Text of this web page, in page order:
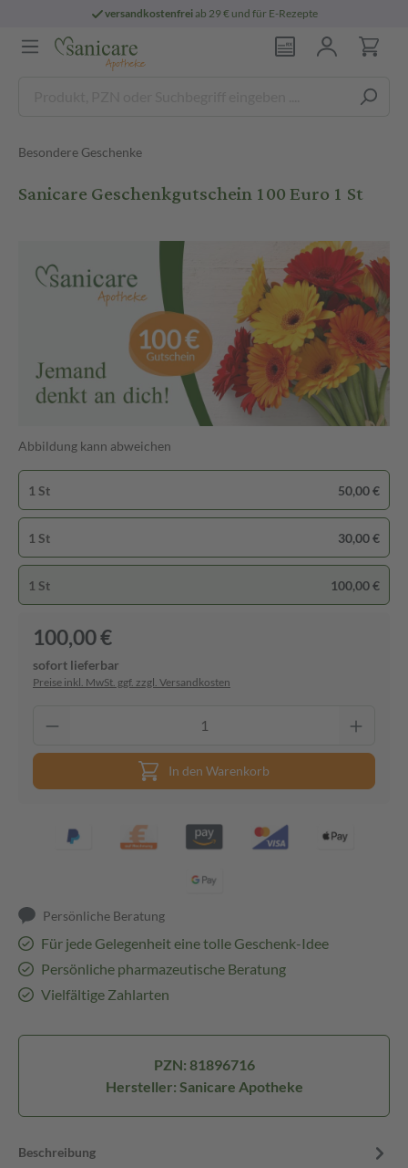
versandkostenfreiab 29 € und für E-Rezepte
Besondere Geschenke
Sanicare Geschenkgutschein 100 Euro 1 St
Abbildung kann abweichen
1 St 50,00 €
1 St 30,00 €
1 St 100,00 €
100,00 €
sofort lieferbar
Preise inkl. MwSt. ggf. zzgl. Versandkosten
In den Warenkorb
Persönliche Beratung
Für jede Gelegenheit eine tolle Geschenk-Idee
Persönliche pharmazeutische Beratung
Vielfältige Zahlarten
PZN: 81896716
Hersteller: Sanicare Apotheke
Beschreibung